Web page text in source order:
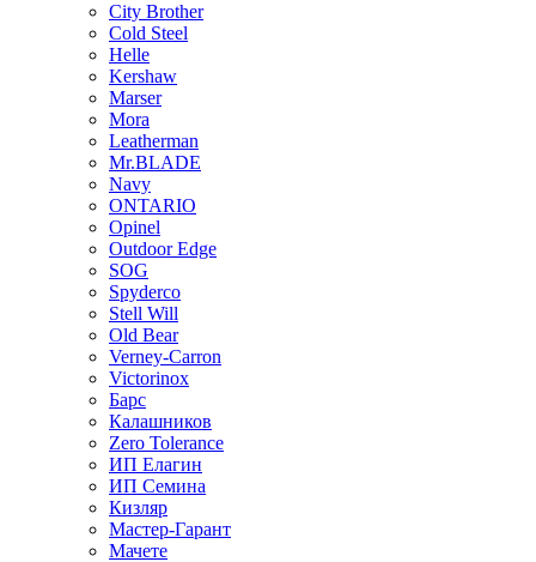
City Brother
Cold Steel
Helle
Kershaw
Marser
Mora
Leatherman
Mr.BLADE
Navy
ONTARIO
Opinel
Outdoor Edge
SOG
Spyderco
Stell Will
Old Bear
Verney-Carron
Victorinox
Барс
Калашников
Zero Tolerance
ИП Елагин
ИП Семина
Кизляр
Мастер-Гарант
Мачете